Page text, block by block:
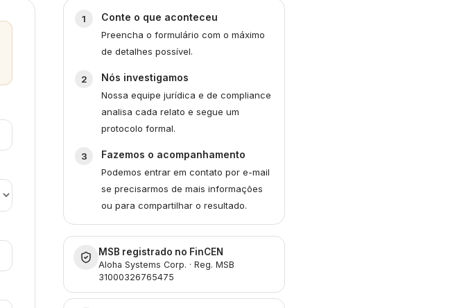
Conte o que aconteceu
Preencha o formulário com o máximo
de detalhes possível.
Nós investigamos
Nossa equipe jurídica e de compliance
analisa cada relato e segue um
protocolo formal.
Fazemos o acompanhamento
Podemos entrar em contato por e-mail
se precisarmos de mais informações
ou para compartilhar o resultado.
MSB registrado no FinCEN
Aloha Systems Corp. · Reg. MSB
31000326765475